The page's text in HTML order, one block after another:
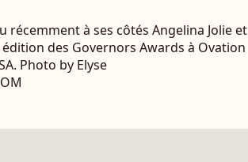
récemment à ses côtés Angelina Jolie et
des Governors Awards à Ovation
Photo by Elyse